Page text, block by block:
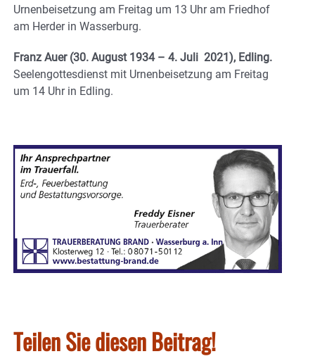
Urnenbeisetzung am Freitag um 13 Uhr am Friedhof
am Herder in Wasserburg.
Franz Auer (30. August 1934 – 4. Juli 2021), Edling.
Seelengottesdienst mit Urnenbeisetzung am Freitag
um 14 Uhr in Edling.
Teilen Sie diesen Beitrag!